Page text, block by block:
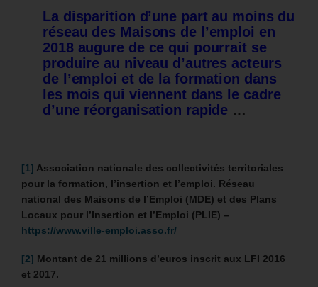
La disparition d’une part au moins du
réseau des Maisons de l’emploi en
2018 augure de ce qui pourrait se
produire au niveau d’autres acteurs
de l’emploi et de la formation dans
les mois qui viennent dans le cadre
d’une réorganisation rapide …
[1] Association nationale des collectivités territoriales
pour la formation, l’insertion et l’emploi. Réseau
national des Maisons de l’Emploi (MDE) et des Plans
Locaux pour l’Insertion et l’Emploi (PLIE) –
https://www.ville-emploi.asso.fr/
[2] Montant de 21 millions d’euros inscrit aux LFI 2016
et 2017.